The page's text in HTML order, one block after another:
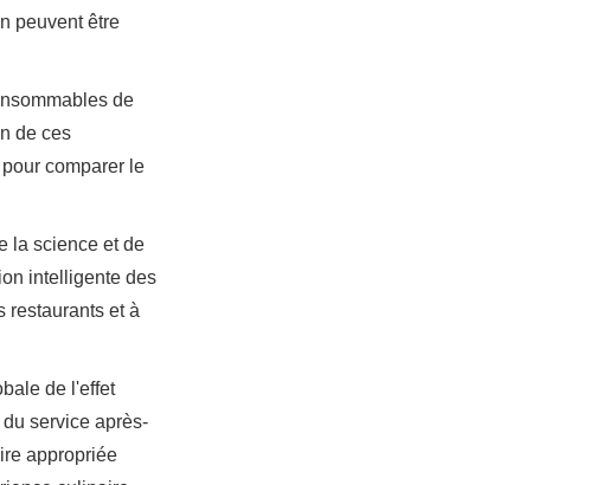
peuvent être
de
de ces
comparer le
la science et de
intelligente des
restaurants et à
de l'effet
service après-
appropriée